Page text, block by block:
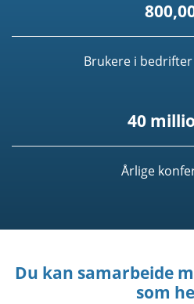
Brukere i
40
Årlige
Du kan samarbeide
som